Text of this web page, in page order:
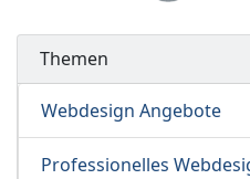
Themen
Webdesign Angebote
Professionelles